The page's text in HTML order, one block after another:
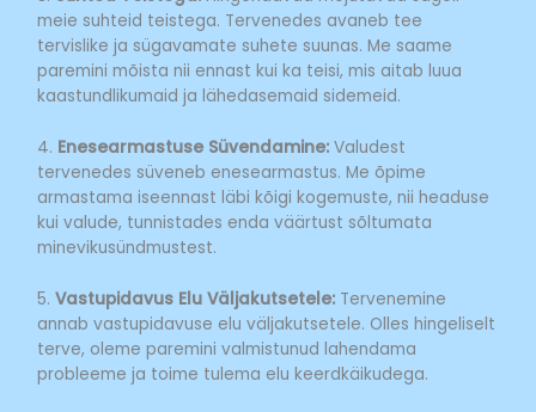
meie suhteid teistega. Tervenedes avaneb tee
tervislike ja sügavamate suhete suunas. Me saame
paremini mõista nii ennast kui ka teisi, mis aitab luua
kaastundlikumaid ja lähedasemaid sidemeid.
4. Enesearmastuse Süvendamine: Valudest
tervenedes süveneb enesearmastus. Me õpime
armastama iseennast läbi kõigi kogemuste, nii headuse
kui valude, tunnistades enda väärtust sõltumata
minevikusündmustest.
5.Vastupidavus Elu Väljakutsetele: Tervenemine
annab vastupidavuse elu väljakutsetele. Olles hingeliselt
terve, oleme paremini valmistunud lahendama
probleeme ja toime tulema elu keerdkäikudega.